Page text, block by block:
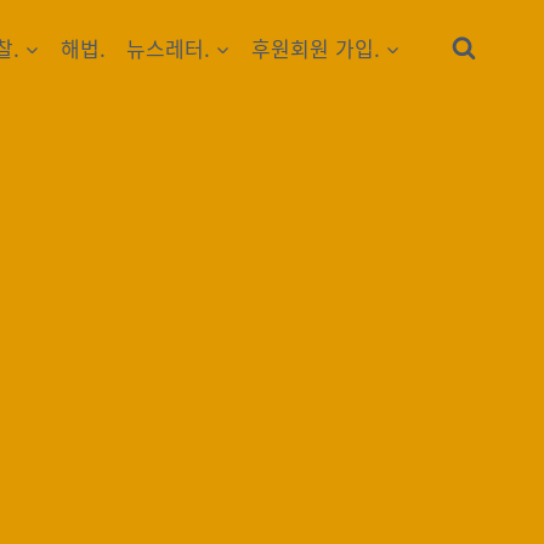
. 해법. 뉴스레터. 후원회원 가입.